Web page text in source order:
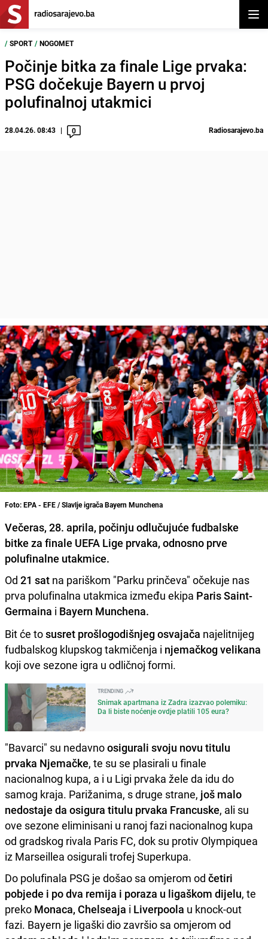
/ SPORT / NOGOMET
Počinje bitka za finale Lige prvaka:
PSG dočekuje Bayern u prvoj
polufinalnoj utakmici
28.04.26. 08:43 0 Radiosarajevo.ba
Foto: EPA - EFE / Slavlje igrača Bayern Munchena
Večeras, 28. aprila, počinju odlučujuće fudbalske
bitke za finale UEFA Lige prvaka, odnosno prve
polufinalne utakmice.
Od 21 sat na pariškom "Parku prinčeva" očekuje nas
prva polufinalna utakmica između ekipa Paris Saint-
Germaina i Bayern Munchena.
Bit će tosusret prošlogodišnjeg osvajača najelitnijeg
fudbalskog klupskog takmičenja i njemačkog velikana
koji ove sezone igra u odličnoj formi.
TRENDING
Snimak apartmana iz Zadra izazvao polemiku:
Da li biste noćenje ovdje platili 105 eura?
"Bavarci" su nedavnoosigurali svoju novu titulu
prvaka Njemačke, te su se plasirali u finale
nacionalnog kupa, a i u Ligi prvaka žele da idu do
samog kraja. Parižanima, s druge strane, još malo
nedostaje da osigura titulu prvaka Francuske, ali su
ove sezone eliminisani u ranoj fazi nacionalnog kupa
od gradskog rivala Paris FC, dok su protiv Olympiquea
iz Marseillea osigurali trofej Superkupa.
Do polufinala PSG je došao sa omjerom od četiri
pobjede i po dva remija i poraza u ligaškom dijelu, te
preko Monaca, Chelseaja i Liverpoola u knock-out
fazi. Bayern je ligaški dio završio sa omjerom od